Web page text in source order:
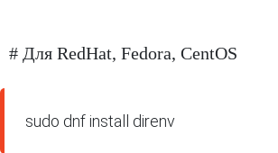
# Для RedHat, Fedora, CentOS
sudo dnf install direnv